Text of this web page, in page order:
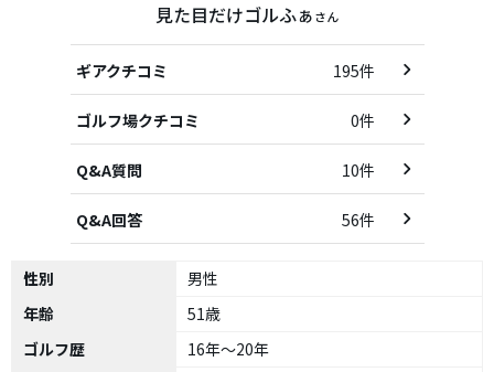
見た目だけゴルふぁさん
ギアクチコミ 195件
ゴルフ場クチコミ 0件
Q&A質問 10件
Q&A回答 56件
性別
男性
年齢
51歳
ゴルフ歴
16年～20年